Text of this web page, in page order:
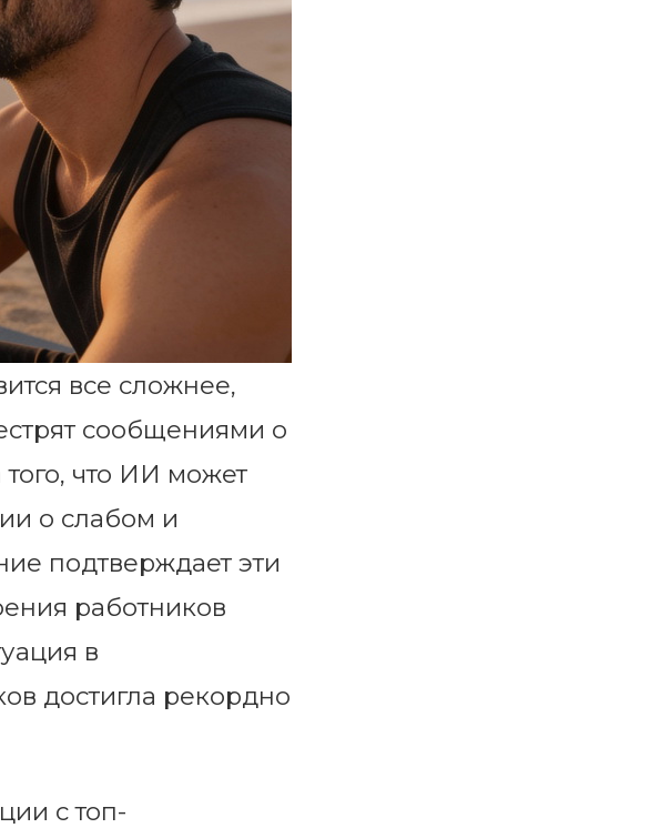
все сложнее,
сообщениями о
что ИИ может
о слабом и
подтверждает эти
работников
в
достигла рекордно
с топ-